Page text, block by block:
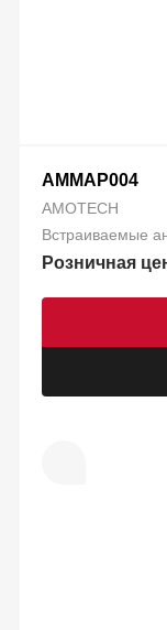
AMMAP004
AMOTECH
Встраиваемые
Розничная